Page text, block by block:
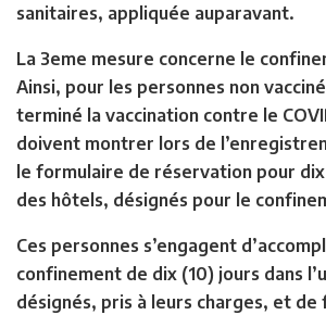
sanitaires, appliquée auparavant.
La 3eme mesure concerne le
Ainsi, pour les personnes non
terminé la vaccination contre le
doivent montrer lors de
le formulaire de réservation pour dix
des hôtels, désignés pour le
Ces personnes s’engagent
confinement de dix (10) jours dans
désignés, pris à leurs charges, et de